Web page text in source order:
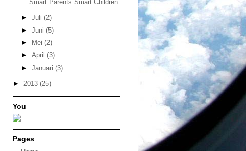
Smart Parents Smart Children
► Juli (2)
► Juni (5)
►
Mei (2)
► April (3)
► Januari (3)
► 2013 (25)
You
Pages